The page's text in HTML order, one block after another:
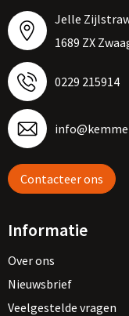
Jelle
1689 ZX
0229 215914
Contacteer ons
Informatie
Over ons
Nieuwsbrief
Veelgestelde vragen